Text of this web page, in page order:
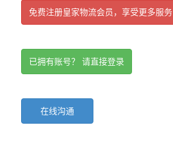
免费注册皇家物流会员，享受更多服务
已拥有账号？ 请直接登录
在线沟通